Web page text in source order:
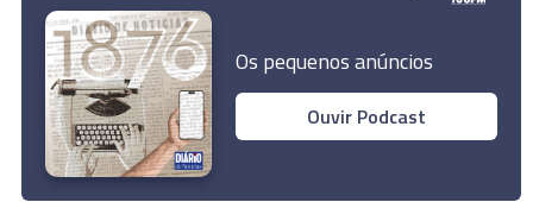
Saúde divulga horários dos centros de
vacinação na RAM até 11 de Setembro
Ler Artigo
© 2021 Empresa Diário de Notícias, Lda. Todos os direitos
reservados.
Os pequenos anúncios
Ouvir Podcast